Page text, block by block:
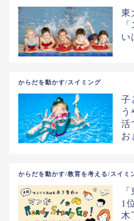
東
い
からだを動かす/スイミング
子
活
お
からだを動かす/教育を考える/スイミ
1
木